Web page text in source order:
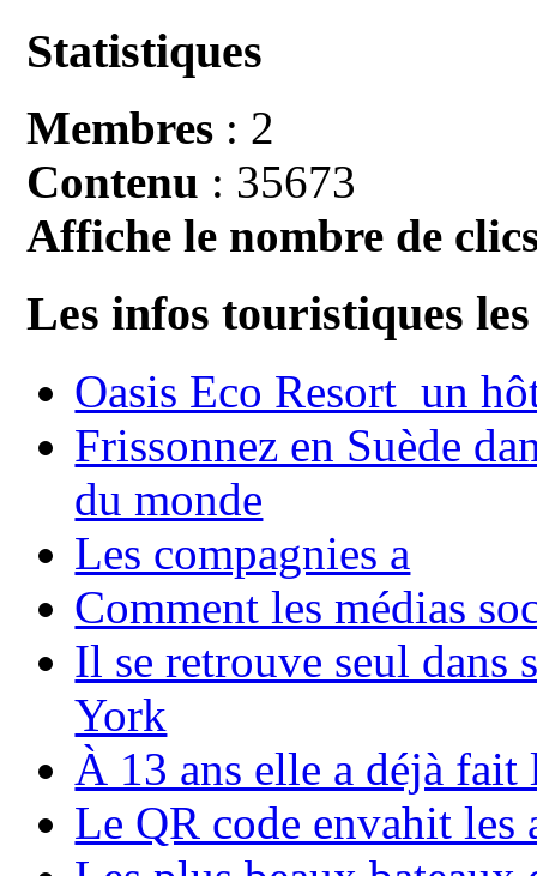
Statistiques
Membres : 2
Contenu : 35673
Affiche le nombre de
Les infos touristiques
Oasis Eco Resort un
Frissonnez en Suède
du monde
Les compagnies a
Comment les médias
Il se retrouve seul dans
York
À 13 ans elle a déjà
Le QR code envahit les